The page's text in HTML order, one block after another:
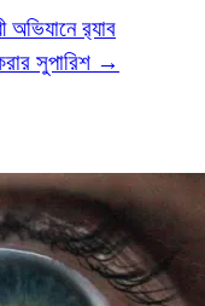
অভিযানে র‌্যাব
সুপারিশ →